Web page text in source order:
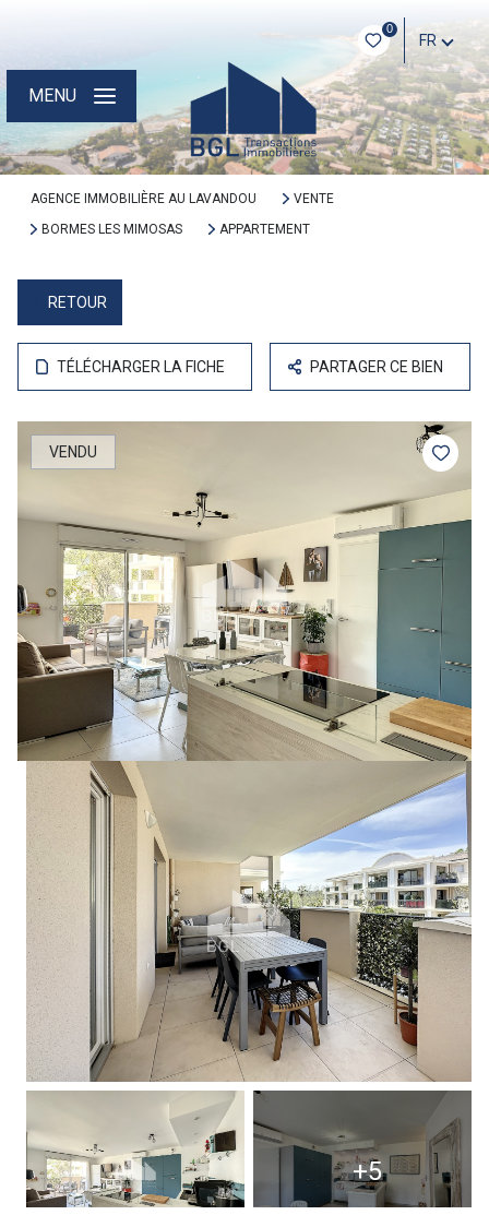
0
FR
MENU
AGENCE IMMOBILIÈRE AU LAVANDOU
VENTE
BORMES LES MIMOSAS
APPARTEMENT
RETOUR
TÉLÉCHARGER LA FICHE PARTAGER CE BIEN
VENDU
+5